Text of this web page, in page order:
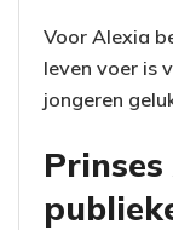
Voor Alexia
leven voer is
jongeren